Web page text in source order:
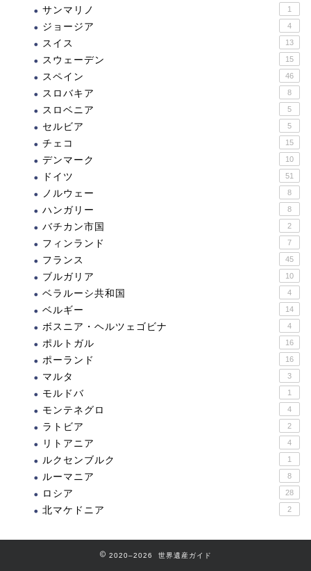
サンマリノ 1
ジョージア 4
スイス 13
スウェーデン 15
スペイン 46
スロバキア 8
スロベニア 5
セルビア 5
チェコ 15
デンマーク 10
ドイツ 51
ノルウェー 8
ハンガリー 8
バチカン市国 2
フィンランド 7
フランス 45
ブルガリア 10
ベラルーシ共和国 4
ベルギー 14
ボスニア・ヘルツェゴビナ 4
ポルトガル 16
ポーランド 16
マルタ 3
モルドバ 1
モンテネグロ 4
ラトビア 2
リトアニア 4
ルクセンブルク 1
ルーマニア 8
ロシア 28
北マケドニア 2
2020–2026 世界遺産ガイド